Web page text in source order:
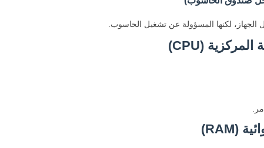
الجهاز، لكنها المسؤولة عن تشغيل الحاسوب.